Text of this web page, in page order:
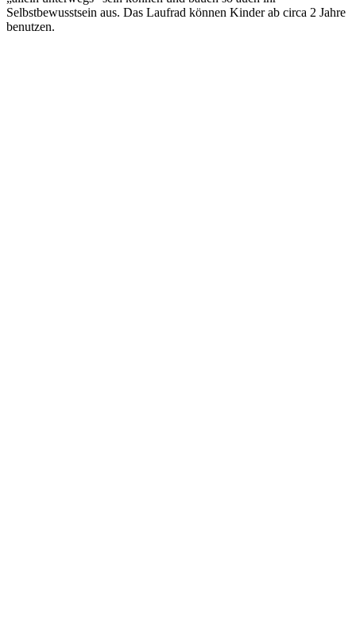
Selbstbewusstsein aus. Das Laufrad können Kinder ab circa 2 Jahre
benutzen.